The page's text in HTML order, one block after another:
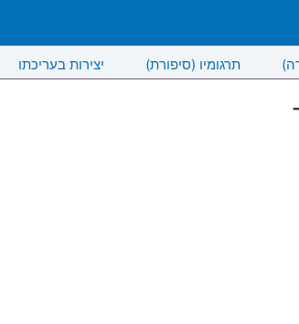
יצירות בעריכתו תרגומיו (סיפורת)